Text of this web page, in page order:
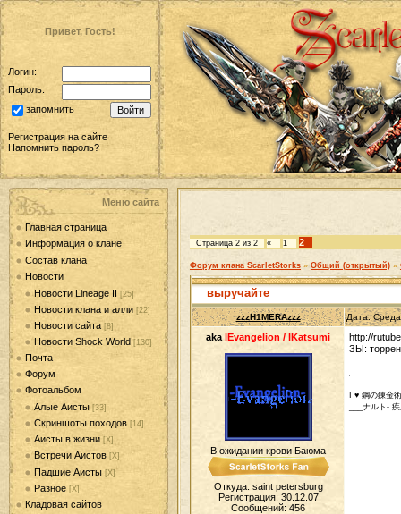
Привет, Гость!
Логин:
Пароль:
запомнить
Регистрация на сайте
Напомнить пароль?
Меню сайта
Главная страница
Информация о клане
Состав клана
Новости
Новости Lineage II [25]
Новости клана и алли [22]
Новости сайта [8]
Новости Shock World [130]
Почта
Форум
Фотоальбом
Алые Аисты [33]
Скриншоты походов [14]
Аисты в жизни [Х]
Встречи Аистов [Х]
Падшие Аисты [Х]
Разное [Х]
Кладовая сайтов
Страница 2 из 2 « 1 2
Форум клана ScarletStorks » Общий (открытый) »
выручайте
zzzH1MERAzzz Дата:
aka lEvangelion / lKatsumi
В ожидании крови Баюма
Откуда: saint petersburg
Регистрация: 30.12.07
Сообщений: 456
http://
ЗЫ:
I ♥ 鋼の錬金
___ナルト-